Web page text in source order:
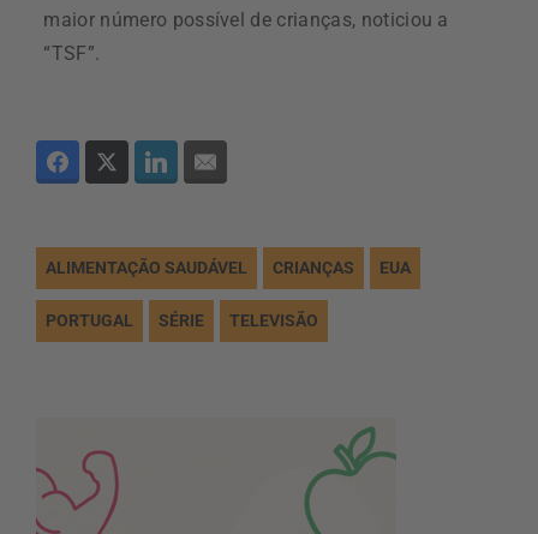
maior número possível de crianças, noticiou a
“TSF”.
ALIMENTAÇÃO SAUDÁVEL CRIANÇAS EUA
PORTUGAL SÉRIE TELEVISÃO